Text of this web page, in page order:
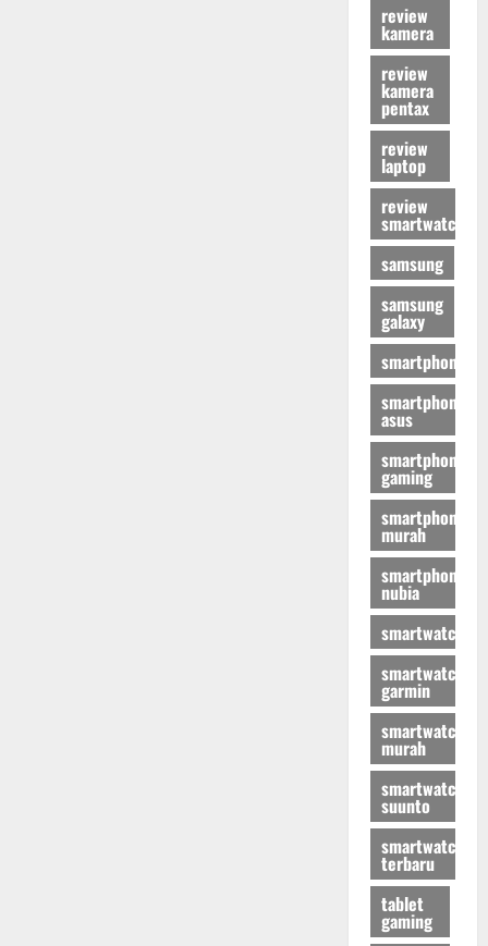
review
kamera
review
kamera
pentax
review
laptop
review
smartwatch
samsung
samsung
galaxy
smartphone
smartphone
asus
smartphone
gaming
smartphone
murah
smartphone
nubia
smartwatch
smartwatch
garmin
smartwatch
murah
smartwatch
suunto
smartwatch
terbaru
tablet
gaming